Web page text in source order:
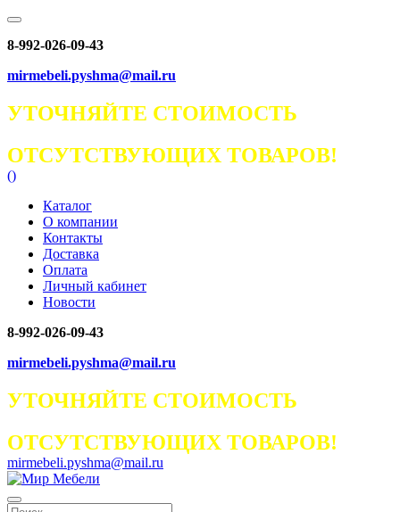
8-992-026-09-43
mirmebeli.pyshma@mail.ru
УТОЧНЯЙТЕ СТОИМОСТЬ
ОТСУТСТВУЮЩИХ ТОВАРОВ!
()
Каталог
О компании
Контакты
Доставка
Оплата
Личный кабинет
Новости
8-992-026-09-43
mirmebeli.pyshma@mail.ru
УТОЧНЯЙТЕ СТОИМОСТЬ
ОТСУТСТВУЮЩИХ ТОВАРОВ!
mirmebeli.pyshma@mail.ru